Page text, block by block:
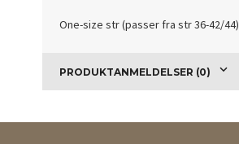
One-size str (passer fra str 36-42/44)
PRODUKTANMELDELSER (0)